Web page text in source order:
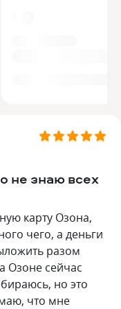
не знаю всех
карту Озона,
чего, а деньги
разом
Озоне сейчас
но это
что мне